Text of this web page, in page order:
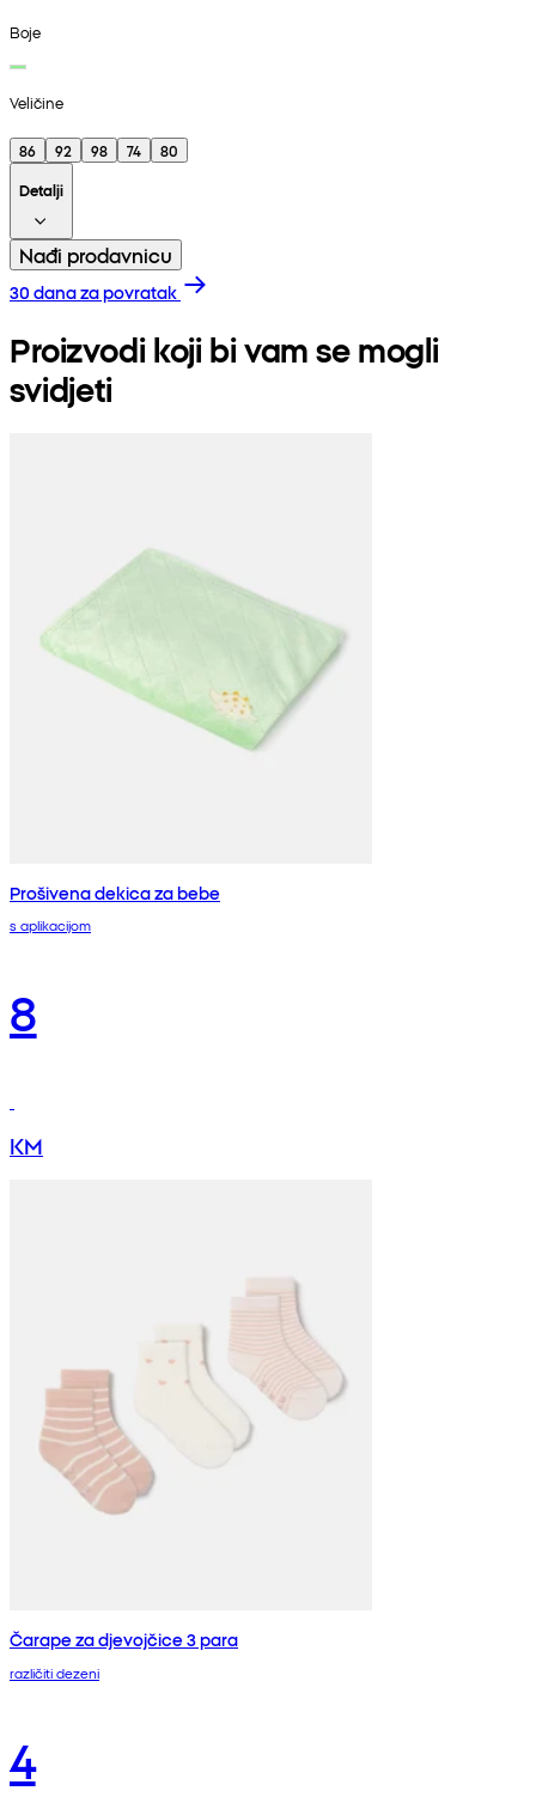
Boje
Veličine
86 92 98 74
80
Detalji
Nađi prodavnicu
30 dana za povratak
Proizvodi koji bi vam se mogli
svidjeti
Prošivena dekica za bebe
s aplikacijom
8
KM
Čarape za djevojčice 3 para
različiti dezeni
4